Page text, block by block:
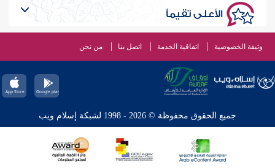
الأعلى تقيماً
وثيقة الخصوصية اتفاقية الخدمة اتصل بنا من نحن
جميع الحقوق محفوظة © 2026 - 1998 لشبكة إسلام ويب